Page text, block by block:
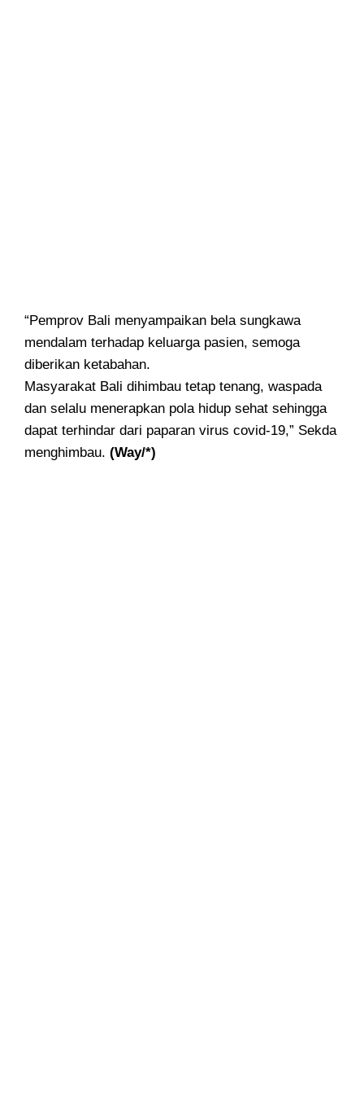
“Pemprov Bali menyampaikan bela sungkawa
mendalam terhadap keluarga pasien, semoga
diberikan ketabahan.
Masyarakat Bali dihimbau tetap tenang, waspada
dan selalu menerapkan pola hidup sehat sehingga
dapat terhindar dari paparan virus covid-19,” Sekda
menghimbau. (Way/*)